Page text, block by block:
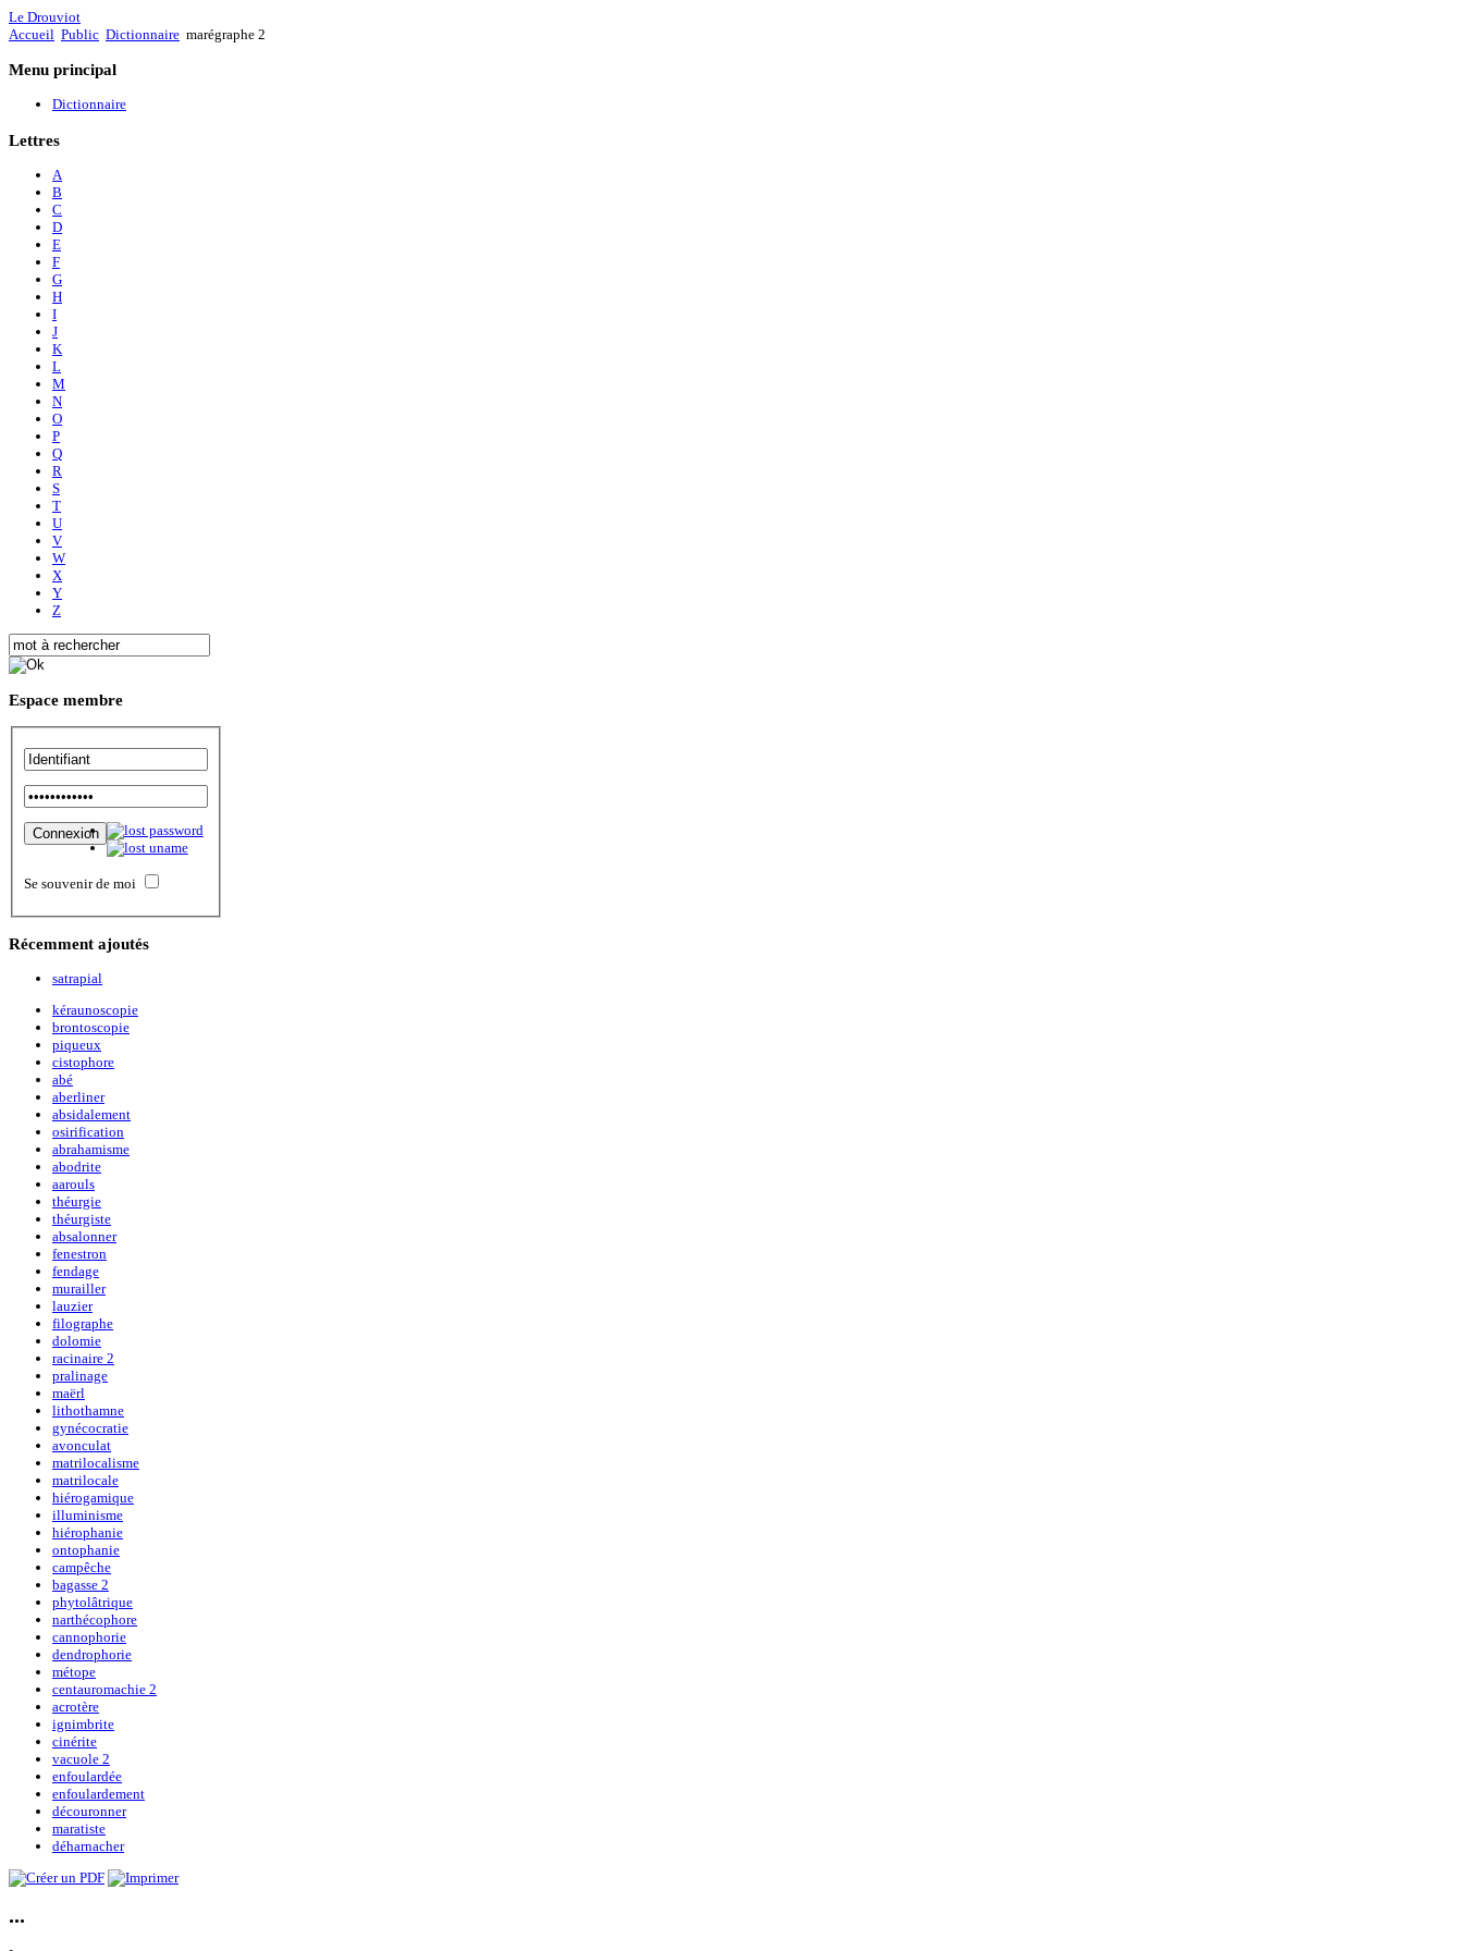
Le Drouviot
Accueil Public Dictionnaire marégraphe 2
Menu principal
Dictionnaire
Lettres
A
B
C
D
E
F
G
H
I
J
K
L
M
N
O
P
Q
R
S
T
U
V
W
X
Y
Z
Espace membre
Se souvenir de moi
Récemment ajoutés
satrapial
kéraunoscopie
brontoscopie
piqueux
cistophore
abé
aberliner
absidalement
osirification
abrahamisme
abodrite
aarouls
théurgie
théurgiste
absalonner
fenestron
fendage
murailler
lauzier
filographe
dolomie
racinaire 2
pralinage
maërl
lithothamne
gynécocratie
avonculat
matrilocalisme
matrilocale
hiérogamique
illuminisme
hiérophanie
ontophanie
campêche
bagasse 2
phytolâtrique
narthécophore
cannophorie
dendrophorie
métope
centauromachie 2
acrotère
ignimbrite
cinérite
vacuole 2
enfoulardée
enfoulardement
découronner
maratiste
déharnacher
...